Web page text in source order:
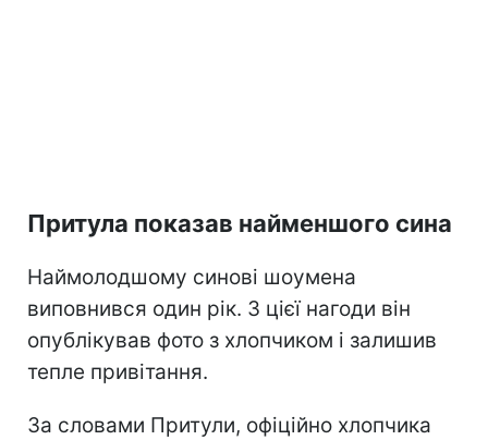
Притула показав найменшого сина
Наймолодшому синові шоумена
виповнився один рік. З цієї нагоди він
опублікував фото з хлопчиком і залишив
тепле привітання.
За словами Притули, офіційно хлопчика